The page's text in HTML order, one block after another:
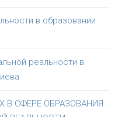
в образовании
реальности в
В СФЕРЕ ОБРАЗОВАНИЯ